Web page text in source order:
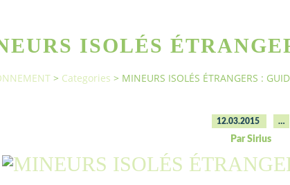
ISOLÉS
> Categories > MINEURS ISOLÉS ÉTRANGERS :
12.03.2015 …
Par Sirius